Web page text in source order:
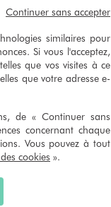
25,99 €
4.5/5 de moyenne
(59 avis)
similaires pour
Si vous l'acceptez,
que vos visites à ce
que votre adresse e-
de « Continuer sans
concernant chaque
Vous pouvez à tout
cookies ».
Continuer sans accepter